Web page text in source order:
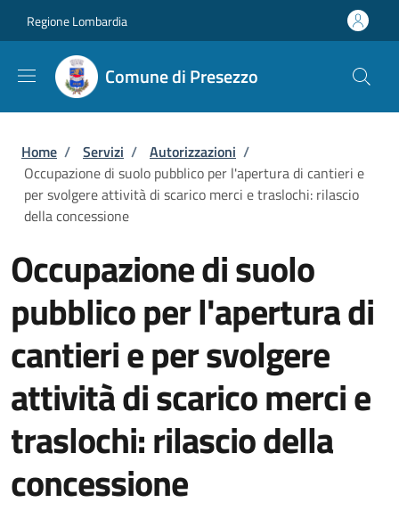
Regione Lombardia
Comune di Presezzo
Briciole di pane
Home / Servizi / Autorizzazioni /
Occupazione di suolo pubblico per l'apertura di cantieri e
per svolgere attività di scarico merci e traslochi: rilascio
della concessione
Occupazione di suolo
pubblico per l'apertura di
cantieri e per svolgere
attività di scarico merci e
traslochi: rilascio della
concessione